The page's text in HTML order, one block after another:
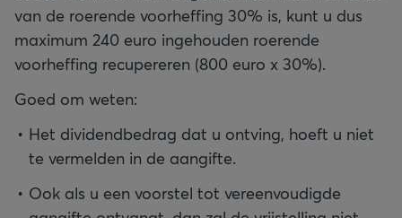
van de roerende voorheffing 30% is, kunt u dus
maximum 240 euro ingehouden roerende
Goed om weten:
Het dividendbedrag dat u ontving, hoeft u niet
te vermelden in de aangifte.
Ook als u een voorstel tot vereenvoudigde